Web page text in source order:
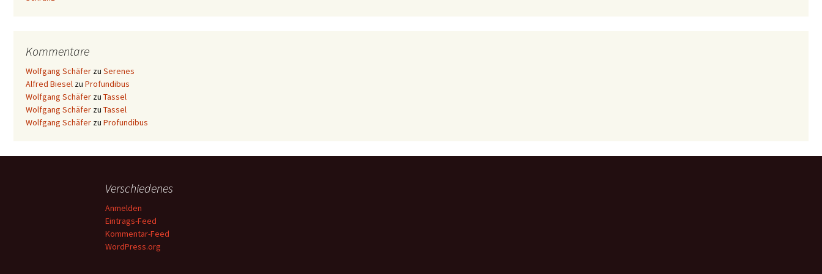
Kommentare
Wolfgang Schäfer zu Serenes
Alfred Biesel zu Profundibus
Wolfgang Schäfer zu Tassel
Wolfgang Schäfer zu Tassel
Wolfgang Schäfer zu Profundibus
Verschiedenes
Anmelden
Eintrags-Feed
Kommentar-Feed
WordPress.org